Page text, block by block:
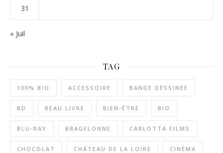
31
« Juil
TAG
100% BIO ACCESSOIRE BANDE DÉSSINÉE
BD BEAU LIVRE BIEN-ÊTRE BIO
BLU-RAY BRAGELONNE CARLOTTA FILMS
CHOCOLAT CHÂTEAU DE LA LOIRE CINÉMA